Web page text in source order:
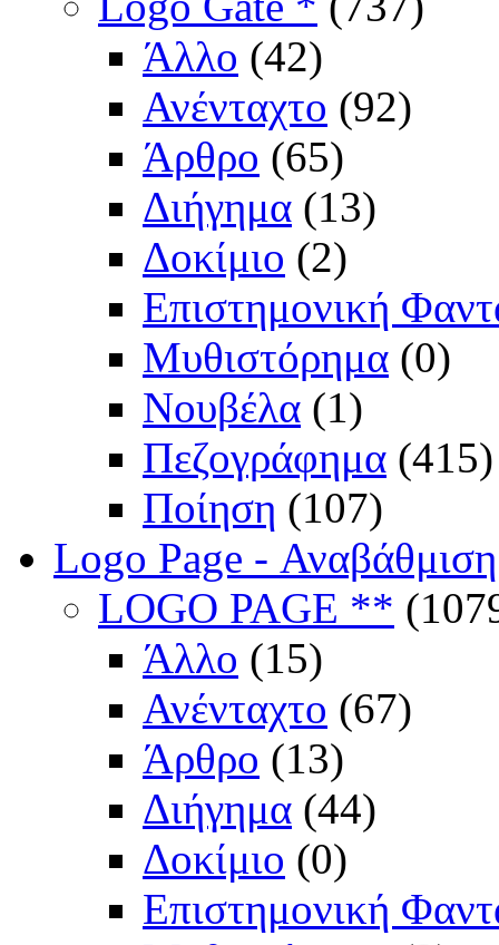
Άλλο (42)
Ανένταχτο (92)
Άρθρο (65)
Διήγημα (13)
Δοκίμιο (2)
Επιστημονική
Μυθιστόρημα (0)
Νουβέλα (1)
Πεζογράφημα (415)
Ποίηση (107)
Logo Page -
LOGO PAGE **
Άλλο (15)
Ανένταχτο (67)
Άρθρο (13)
Διήγημα (44)
Δοκίμιο (0)
Επιστημονική